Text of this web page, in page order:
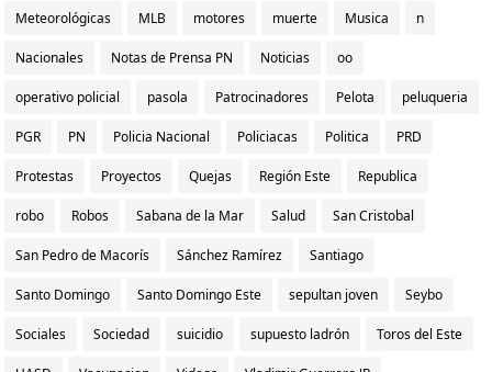
Meteorológicas MLB motores muerte Musica n
Nacionales Notas de Prensa PN Noticias oo
operativo policial pasola Patrocinadores Pelota peluqueria
PGR PN Policia Nacional Policiacas Politica PRD
Protestas Proyectos Quejas Región Este Republica
robo Robos Sabana de la Mar Salud San Cristobal
San Pedro de Macorís Sánchez Ramírez Santiago
Santo Domingo Santo Domingo Este sepultan joven Seybo
Sociales Sociedad suicidio supuesto ladrón Toros del Este